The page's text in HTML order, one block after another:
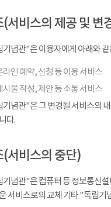
서비스의 제공 및 변
념관"은 이용자에게 아래와
라인 예약, 신청 등 이용 서비스
시물 작성, 제안 등 소통 서비스
념관"은 그 변경될 서비스의
다.
서비스의 중단)
념관"은 컴퓨터 등 정보통신설
서비스로의 교체 기타 "독립기